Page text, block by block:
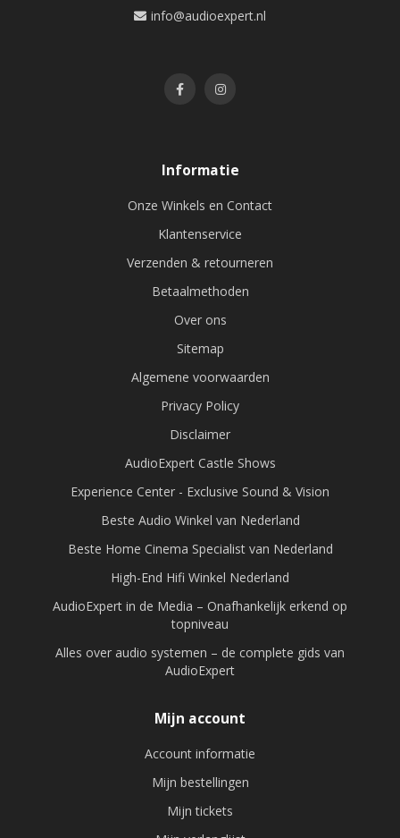
info@audioexpert.nl
Informatie
Onze Winkels en Contact
Klantenservice
Verzenden & retourneren
Betaalmethoden
Over ons
Sitemap
Algemene voorwaarden
Privacy Policy
Disclaimer
AudioExpert Castle Shows
Experience Center - Exclusive Sound & Vision
Beste Audio Winkel van Nederland
Beste Home Cinema Specialist van Nederland
High-End Hifi Winkel Nederland
AudioExpert in de Media – Onafhankelijk erkend op
topniveau
Alles over audio systemen – de complete gids van
AudioExpert
Mijn account
Account informatie
Mijn bestellingen
Mijn tickets